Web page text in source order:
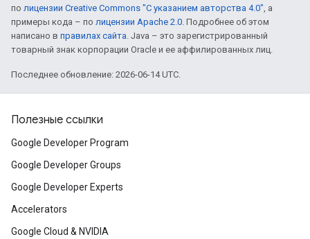
по лицензии Creative Commons "С указанием авторства 4.0", а
примеры кода – по лицензии Apache 2.0. Подробнее об этом
написано в правилах сайта. Java – это зарегистрированный
товарный знак корпорации Oracle и ее аффилированных лиц.
Последнее обновление: 2026-06-14 UTC.
Полезные ссылки
Google Developer Program
Google Developer Groups
Google Developer Experts
Accelerators
Google Cloud & NVIDIA